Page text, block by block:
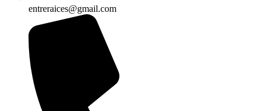
entreraices@gmail.com